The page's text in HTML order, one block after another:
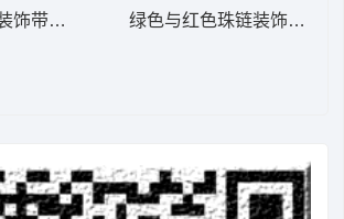
饰带 窗帘版带 绿色与红色珠链装饰图案